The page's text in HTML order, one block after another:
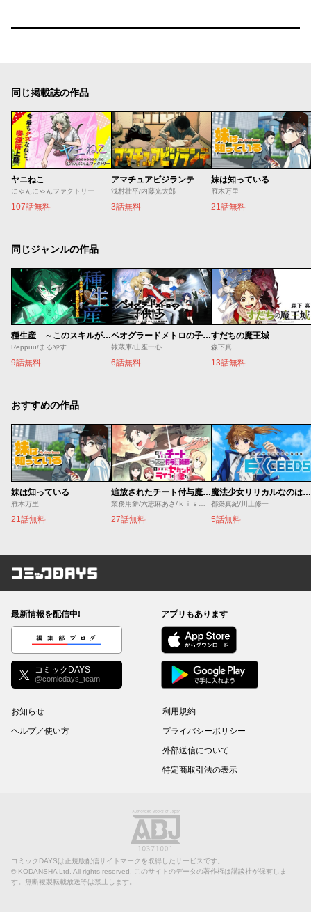
同じ掲載誌の作品
ヤニねこ
にゃんにゃんファクトリー
107話無料
アマチュアビジランテ
浅村壮平/内藤光太郎
3話無料
妹は知っている
雁木万里
21話無料
同じジャンルの作品
種生産 ～このスキルがチートだとまだ誰も気付いていない～
Reppuu/まるやす
9話無料
ベオグラードメトロの子供たち
隷蔵庫/山座一心
6話無料
すだちの魔王城
森下真
13話無料
おすすめの作品
妹は知っている
雁木万里
21話無料
追放されたチート付与魔術師は気ままなセカンドライフを謳歌する。 ～俺は武器だけじゃなく、あらゆるものに『強化ポイント』を付与できるし、俺の意思でいつでも効果を解除できるけど、残った人たち大丈夫？～
業務用餅/六志麻あさ/ｋｉｓｕｉ
27話無料
魔法少女リリカルなのは EXCEEDS
都築真紀/川上修一
5話無料
コミックDAYS
最新情報を配信中!
編集部ブログ
コミックDAYS
@comicdays_team
アプリもあります
お知らせ
ヘルプ／使い方
利用規約
プライバシーポリシー
外部送信について
特定商取引法の表示
コミックDAYSは正規版配信サイトマークを取得したサービスです。
© KODANSHA Ltd. All rights reserved. このサイトのデータの著作権は講談社が保有しま
す。無断複製転載放送等は禁止します。